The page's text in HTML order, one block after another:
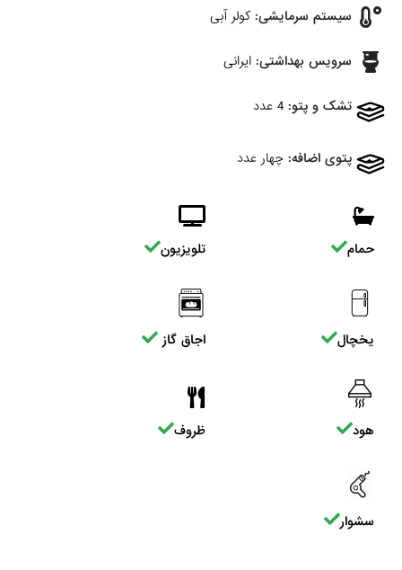
سیستم سرمایشی: کولر آبی
سرویس بهداشتی: ایرانی
تشک و پتو: 4 عدد
پتوی اضافه: چهار عدد
حمام تلویزیون
یخچال اجاق گاز
هود ظروف
سشوار